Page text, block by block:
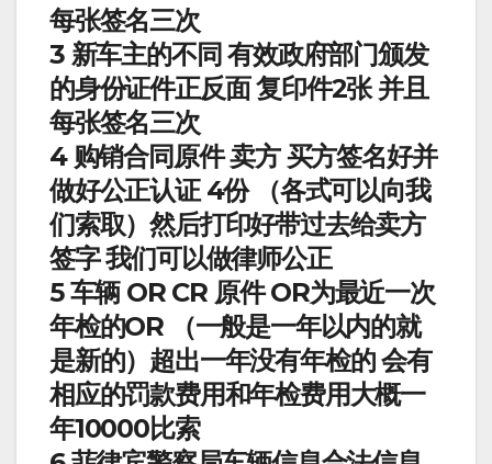
每张签名三次
3 新车主的不同 有效政府部门颁发
的身份证件正反面 复印件2张 并且
每张签名三次
4 购销合同原件 卖方 买方签名好并
做好公正认证 4份 （各式可以向我
们索取）然后打印好带过去给卖方
签字 我们可以做律师公正
5 车辆 OR CR 原件 OR为最近一次
年检的OR （一般是一年以内的就
是新的）超出一年没有年检的 会有
相应的罚款费用和年检费用大概一
年10000比索